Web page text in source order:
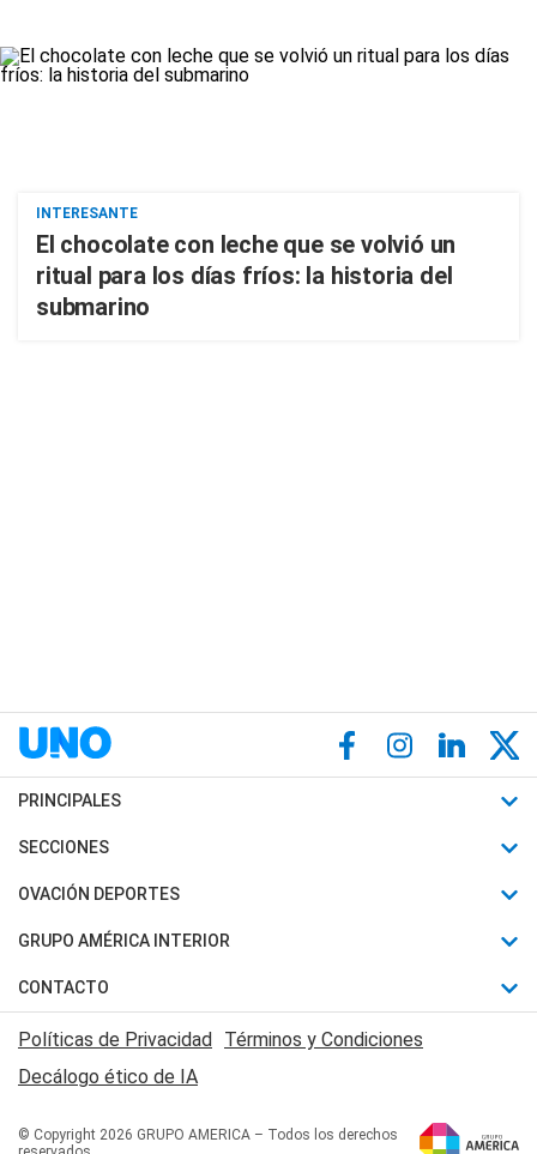
INTERESANTE
El chocolate con leche que se volvió un
ritual para los días fríos: la historia del
submarino
PRINCIPALES
Últimas Noticias
Política
Judiciales
Economia
SECCIONES
Horóscopo
Motores
Trucos caseros
Series y Películas
Edictos y Solicitadas
OVACIÓN DEPORTES
Fútbol
Mundial
Automovilismo
Rugby
Básquet
GRUPO AMÉRICA INTERIOR
Canal 7 en Vivo
San Juan 8
CONTACTO
Acerca de Nosotros
Contactanos
Políticas de Privacidad Términos y Condiciones
Decálogo ético de IA
© Copyright 2026 GRUPO AMERICA – Todos los derechos